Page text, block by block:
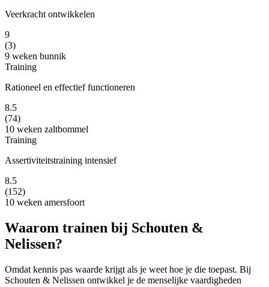
Veerkracht ontwikkelen
9
(3)
9 weken bunnik
Training
Rationeel en effectief functioneren
8.5
(74)
10 weken zaltbommel
Training
Assertiviteitstraining intensief
8.5
(152)
10 weken amersfoort
Waarom trainen bij Schouten &
Nelissen?
Omdat kennis pas waarde krijgt als je weet hoe je die toepast. Bij
Schouten & Nelissen ontwikkel je de menselijke vaardigheden